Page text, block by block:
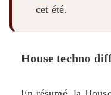
cet été.
House techno